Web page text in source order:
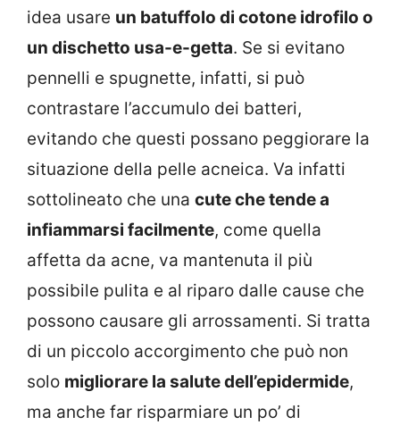
idea usare un batuffolo di cotone idrofilo o
un dischetto usa-e-getta. Se si evitano
pennelli e spugnette, infatti, si può
contrastare l’accumulo dei batteri,
evitando che questi possano peggiorare la
situazione della pelle acneica. Va infatti
sottolineato che una cute che tende a
infiammarsi facilmente, come quella
affetta da acne, va mantenuta il più
possibile pulita e al riparo dalle cause che
possono causare gli arrossamenti. Si tratta
di un piccolo accorgimento che può non
solo migliorare la salute dell’epidermide,
ma anche far risparmiare un po’ di